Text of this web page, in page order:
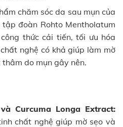
chăm sóc da sau mụn của
đoàn Rohto Mentholatum
thức cải tiến, tối ưu hóa
nghệ có khả giúp làm mờ
do mụn gây nên.
Curcuma Longa Extract:
chất nghệ giúp mờ sẹo và